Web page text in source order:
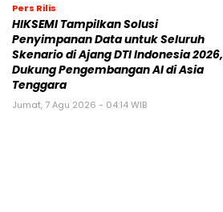
Pers Rilis
HIKSEMI Tampilkan Solusi
Penyimpanan Data untuk Seluruh
Skenario di Ajang DTI Indonesia 2026,
Dukung Pengembangan AI di Asia
Tenggara
Jumat, 7 Agu 2026 - 04:14 WIB